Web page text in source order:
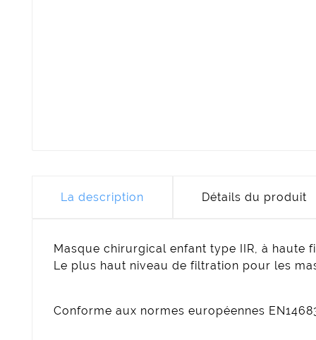
La description Détails du produit
Masque chirurgical enfant type IIR, à
Le plus haut niveau de filtration pour les
Conforme aux normes européennes